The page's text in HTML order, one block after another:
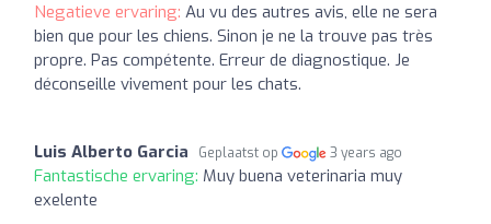
Negatieve ervaring: Au vu des autres avis, elle ne sera
bien que pour les chiens. Sinon je ne la trouve pas très
propre. Pas compétente. Erreur de diagnostique. Je
déconseille vivement pour les chats.
Luis Alberto Garcia Geplaatst op 3 years ago
Fantastische ervaring: Muy buena veterinaria muy
exelente